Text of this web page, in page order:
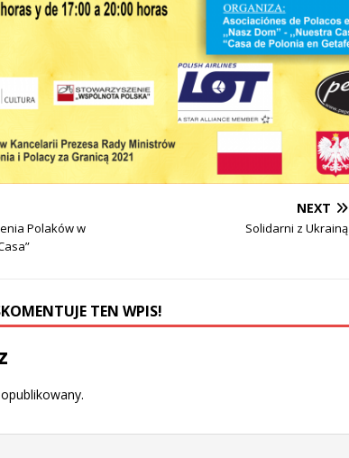
Polaków w
NEXT
Solidarni z Ukrainą
TEN WPIS!